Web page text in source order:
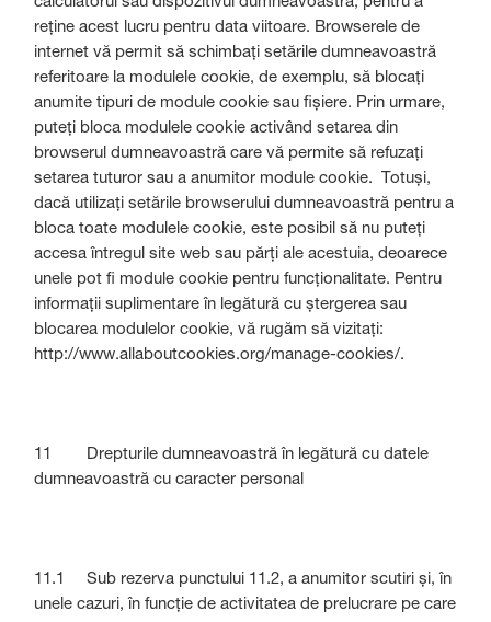
reține acest lucru pentru data viitoare. Browserele de
internet vă permit să schimbați setările dumneavoastră
referitoare la modulele cookie, de exemplu, să blocați
anumite tipuri de module cookie sau fișiere. Prin urmare,
puteți bloca modulele cookie activând setarea din
browserul dumneavoastră care vă permite să refuzați
setarea tuturor sau a anumitor module cookie. Totuși,
dacă utilizați setările browserului dumneavoastră pentru a
bloca toate modulele cookie, este posibil să nu puteți
accesa întregul site web sau părți ale acestuia, deoarece
unele pot fi module cookie pentru funcționalitate. Pentru
informații suplimentare în legătură cu ștergerea sau
blocarea modulelor cookie, vă rugăm să vizitați:
http://www.allaboutcookies.org/manage-cookies/.
11 Drepturile dumneavoastră în legătură cu datele
dumneavoastră cu caracter personal
11.1 Sub rezerva punctului 11.2, a anumitor scutiri și, în
unele cazuri, în funcție de activitatea de prelucrare pe care